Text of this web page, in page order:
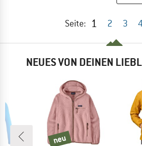
Seite: 1 2 3
NEUES VON DEINEN
neu
neu